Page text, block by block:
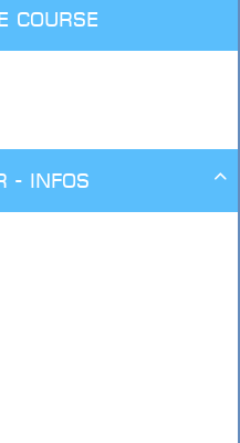
course

- Infos